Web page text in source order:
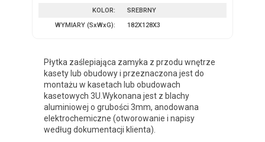
KOLOR:
SREBRNY
WYMIARY (SxWxG): 182X128X3
Płytka zaślepiająca zamyka z przodu wnętrze
kasety lub obudowy i przeznaczona jest do
montażu w kasetach lub obudowach
kasetowych 3U.Wykonana jest z blachy
aluminiowej o grubości 3mm, anodowana
elektrochemiczne (otworowanie i napisy
według dokumentacji klienta).